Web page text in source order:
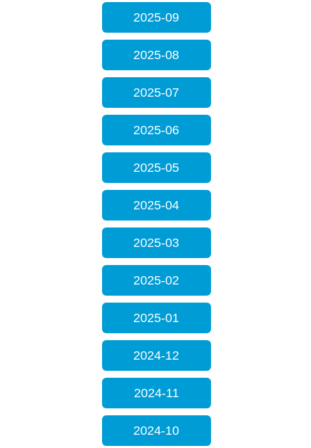
2025-09
2025-08
2025-07
2025-06
2025-05
2025-04
2025-03
2025-02
2025-01
2024-12
2024-11
2024-10